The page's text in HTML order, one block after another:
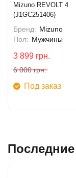
Mizuno REVOLT 4
(J1GC251406)
Бренд: Mizuno
Пол: Мужчины
3 899 грн.
6 000 грн.
Под заказ